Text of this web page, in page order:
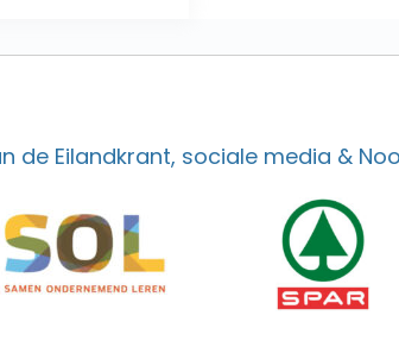
de Eilandkrant, sociale media &